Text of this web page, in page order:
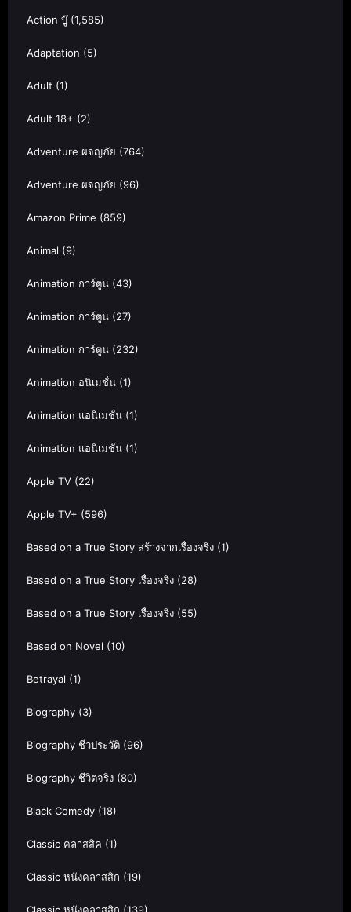
Action บู๊(1,585)
Adaptation (5)
Adult (1)
Adult 18+ (2)
Adventure ผจญภัย (764)
Adventure ผจญภัย (96)
Amazon Prime (859)
Animal (9)
Animation การ์ตูน (43)
Animation การ์ตูน (27)
Animation การ์ตูน (232)
Animation อนิเมชั่น (1)
Animation แอนิเมชั่น (1)
Animation แอนิเมชัน (1)
Apple TV (22)
Apple TV+ (596)
Based on a True Story สร้างจากเรื่องจริง (1)
Based on a True Story เรื่องจริง (28)
Based on a True Story เรื่องจริง (55)
Based on Novel (10)
Betrayal (1)
Biography (3)
Biography ชีวประวัติ (96)
Biography ชีวิตจริง (80)
Black Comedy (18)
Classic คลาสสิค (1)
Classic หนังคลาสสิก (19)
Classic หนังคลาสสิก (139)